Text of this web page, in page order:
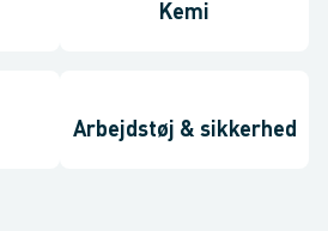
Kemi
Arbejdstøj & sikkerhed